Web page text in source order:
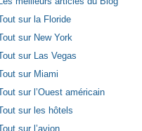
sur la Floride
sur New York
sur Las Vegas
sur Miami
sur l’Ouest américain
sur les hôtels
sur l’avion